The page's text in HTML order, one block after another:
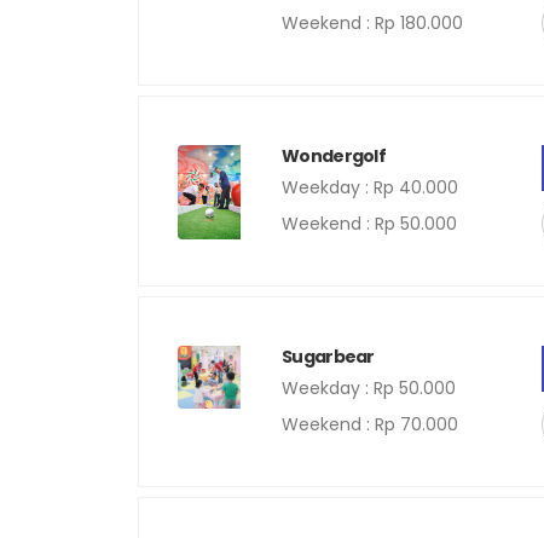
Weekend : Rp 180.000
Wondergolf
Weekday : Rp 40.000
Weekend : Rp 50.000
Sugarbear
Weekday : Rp 50.000
Weekend : Rp 70.000